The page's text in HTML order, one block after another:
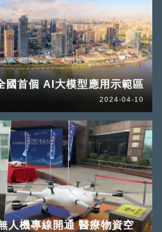
國首個 AI大模型應用示範區
2024-04-10
人機專線開通 醫療物資空